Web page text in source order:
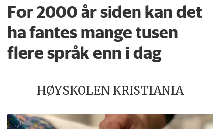
For 2000 år siden kan det
ha fantes mange tusen
flere språk enn i dag
HØYSKOLEN KRISTIANIA